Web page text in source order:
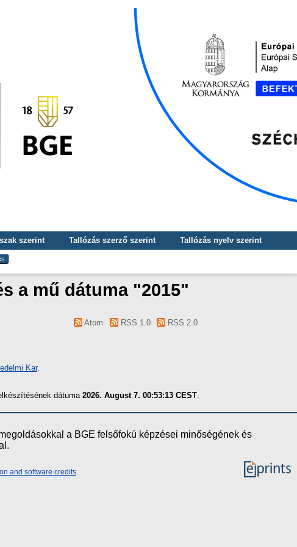
szerint Tallózás szerző szerint
Tallózás nyelv szerint
a mű dátuma "2015"
Atom RSS 1.0 RSS 2.0
Kar.
dátuma 2026. August 7. 00:53:13 CEST
a BGE felsőfokú képzései minőségének és
and software credits